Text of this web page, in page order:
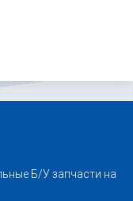
Б/У запчасти на